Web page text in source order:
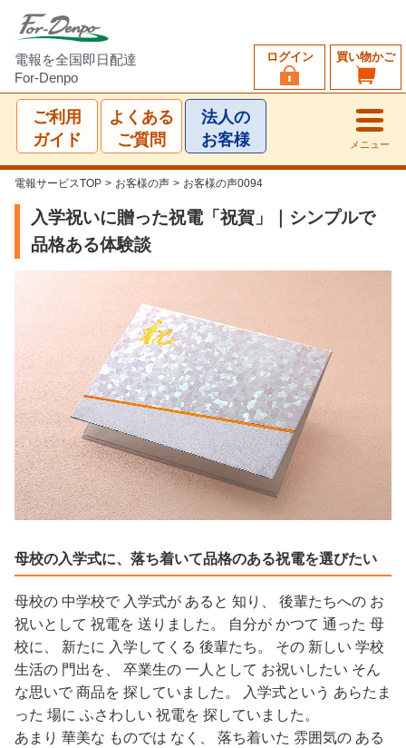
電報を全国即日配達
For-Denpo
買い物かご
ログイン
ご利用
ガイド
よくある
ご質問
法人の
お客様
メニュー
電報サービスTOP > お客様の声 > お客様の声0094
入学祝いに贈った祝電「祝賀」｜シンプルで
品格ある体験談
母校の入学式に、落ち着いて品格のある祝電を選びたい
母校の 中学校で 入学式が あると 知り、 後輩たちへの お
祝いとして 祝電を 送りました。 自分が かつて 通った 母
校に、 新たに 入学してくる 後輩たち。 その 新しい 学校
生活の 門出を、 卒業生の 一人として お祝いしたい そん
な思いで 商品を 探していました。 入学式という あらたま
った 場に ふさわしい 祝電を 探していました。
あまり 華美な ものでは なく、 落ち着いた 雰囲気の ある